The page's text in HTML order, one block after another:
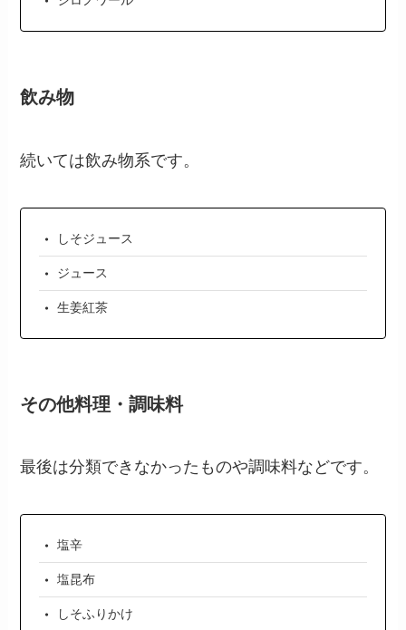
飲み物
続いては飲み物系です。
しそジュース
ジュース
生姜紅茶
その他料理・調味料
最後は分類できなかったものや調味料などです。
塩辛
塩昆布
しそふりかけ